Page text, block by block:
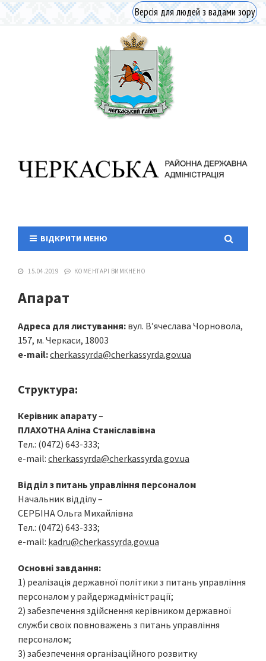
Версія для людей з вадами зору
ВІДКРИТИ МЕНЮ
15.04.2019 КОМЕНТАРІ ВИМКНЕНО
Апарат
Адреса для листування: вул. В’ячеслава Чорновола,
157, м. Черкаси, 18003
e-mail:cherkassyrda@cherkassyrda.gov.ua
Структура:
Керівник апарату–
ПЛАХОТНА Аліна Станіславівна
Тел.: (0472) 643-333;
e-mail: cherkassyrda@cherkassyrda.gov.ua
Відділ з питань управління персоналом
Начальник відділу –
СЕРБІНА Ольга Михайлівна
Тел.: (0472) 643-333;
e-mail: kadru@cherkassyrda.gov.ua
Основні завдання:
1) реалізація державної політики з питань управління
персоналом у райдержадміністрації;
2) забезпечення здійснення керівником державної
служби своїх повноважень з питань управління
персоналом;
3) забезпечення організаційного розвитку